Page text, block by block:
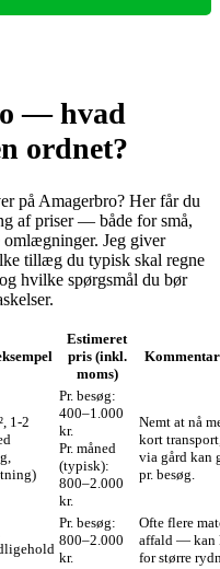
— hvad
ordnet?
på Amagerbro? Her får du
af priser — både for små,
omlægninger. Jeg giver
tillæg du typisk skal regne
hvilke spørgsmål du bør
Estimeret
pris (inkl.
moms)
1‑2
Pr. besøg:
400–1.000
kr.
Pr. måned
(typisk):
800–2.000
kr.
Nemt at nå
kort
via gård kan
pr. besøg.
Pr. besøg:
800–2.000
kr.
Ofte flere
affald — kan
for større